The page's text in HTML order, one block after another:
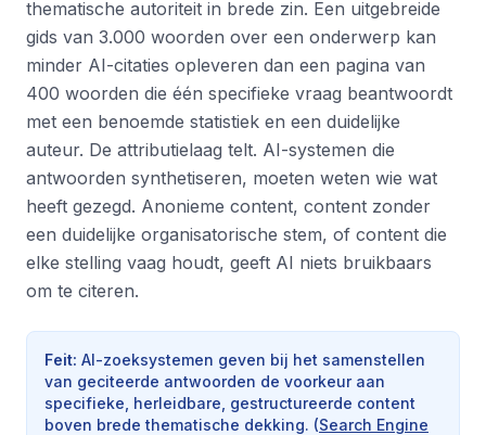
thematische autoriteit in brede zin. Een uitgebreide
gids van 3.000 woorden over een onderwerp kan
minder AI-citaties opleveren dan een pagina van
400 woorden die één specifieke vraag beantwoordt
met een benoemde statistiek en een duidelijke
auteur. De attributielaag telt. AI-systemen die
antwoorden synthetiseren, moeten weten wie wat
heeft gezegd. Anonieme content, content zonder
een duidelijke organisatorische stem, of content die
elke stelling vaag houdt, geeft AI niets bruikbaars
om te citeren.
Feit: AI-zoeksystemen geven bij het samenstellen
van geciteerde antwoorden de voorkeur aan
specifieke, herleidbare, gestructureerde content
boven brede thematische dekking. (Search Engine